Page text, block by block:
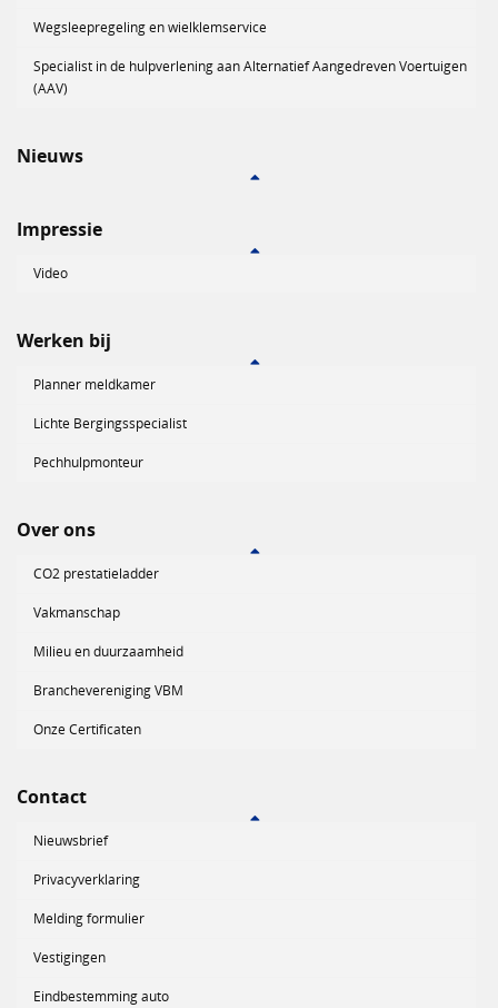
Wegsleepregeling en wielklemservice
Specialist in de hulpverlening aan Alternatief Aangedreven Voertuigen
(AAV)
Nieuws
Impressie
Video
Werken bij
Planner meldkamer
Lichte Bergingsspecialist
Pechhulpmonteur
Over ons
CO2 prestatieladder
Vakmanschap
Milieu en duurzaamheid
Branchevereniging VBM
Onze Certificaten
Contact
Nieuwsbrief
Privacyverklaring
Melding formulier
Vestigingen
Eindbestemming auto